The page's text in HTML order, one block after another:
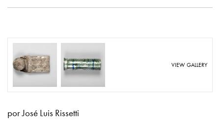
VIEW GALLERY
por José Luis Rissetti